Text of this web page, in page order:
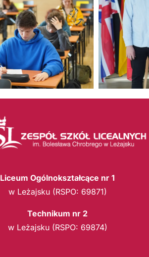
Liceum Ogólnokształcące nr 1
w Leżajsku (RSPO: 69871)
Technikum nr 2
w Leżajsku (RSPO: 69874)